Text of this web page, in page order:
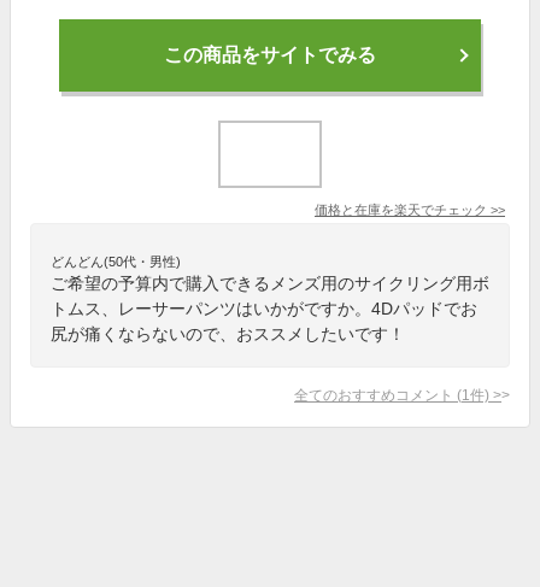
この商品をサイトでみる
価格と在庫を楽天でチェック >>
どんどん(50代・男性)
ご希望の予算内で購入できるメンズ用のサイクリング用ボ
トムス、レーサーパンツはいかがですか。4Dパッドでお
尻が痛くならないので、おススメしたいです！
全てのおすすめコメント (1 件) >